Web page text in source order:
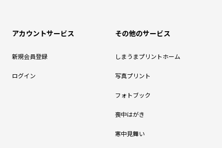
アカウントサービス
新規会員登録
ログイン
その他のサービス
しまうまプリントホーム
写真プリント
フォトブック
喪中はがき
寒中見舞い